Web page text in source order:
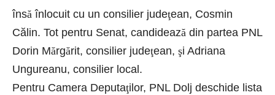
însă înlocuit cu un consilier judeţean, Cosmin
Călin. Tot pentru Senat, candidează din partea PNL
Dorin Mărgărit, consilier judeţean, şi Adriana
Ungureanu, consilier local.
Pentru Camera Deputaţilor, PNL Dolj deschide lista